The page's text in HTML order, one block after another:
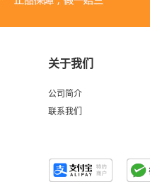
关于我们
公司简介
联系我们